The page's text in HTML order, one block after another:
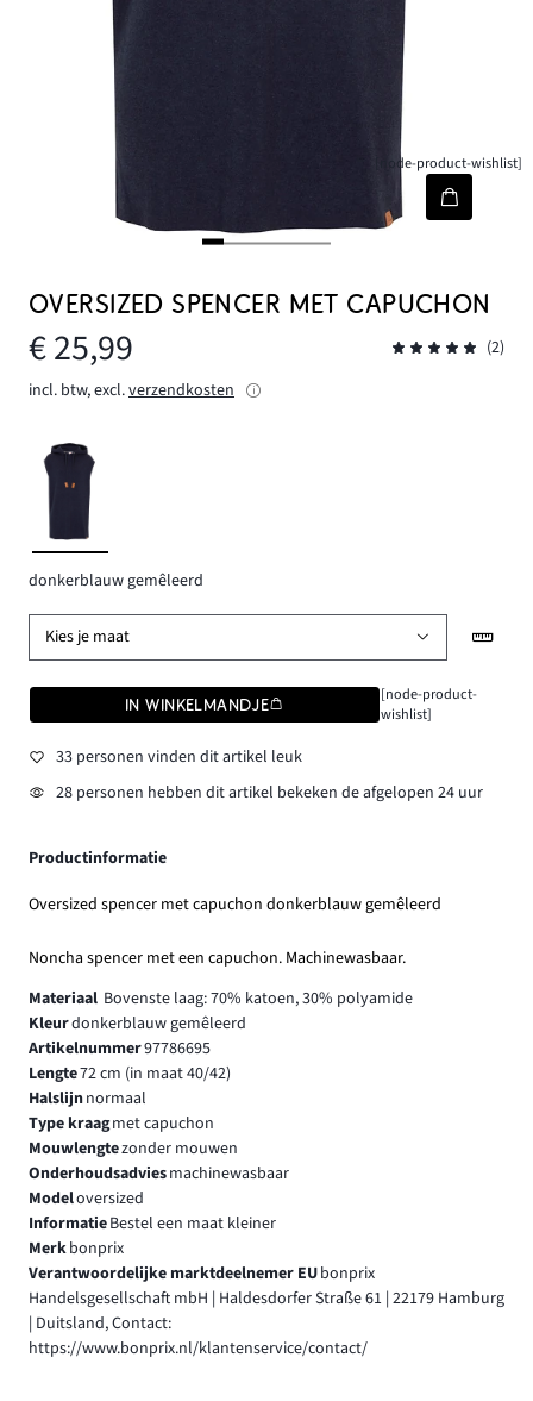
[node-product-wishlist]
OVERSIZED SPENCER MET CAPUCHON
€ 25,99
(2)
incl. btw, excl.verzendkosten
donkerblauw gemêleerd
Kies je maat
IN WINKELMANDJE
[node-product-
wishlist]
33 personen vinden dit artikel leuk
28 personen hebben dit artikel bekeken de afgelopen 24 uur
Productinformatie
Oversized spencer met capuchon donkerblauw gemêleerd
Noncha spencer met een capuchon. Machinewasbaar.
Materiaal Bovenste laag: 70% katoen, 30% polyamide
Kleurdonkerblauw gemêleerd
Artikelnummer97786695
Lengte72 cm (in maat 40/42)
Halslijnnormaal
Type kraagmet capuchon
Mouwlengtezonder mouwen
Onderhoudsadviesmachinewasbaar
Modeloversized
InformatieBestel een maat kleiner
Merkbonprix
Verantwoordelijke marktdeelnemer EUbonprix
Handelsgesellschaft mbH | Haldesdorfer Straße 61 | 22179 Hamburg
| Duitsland, Contact:
https://www.bonprix.nl/klantenservice/contact/